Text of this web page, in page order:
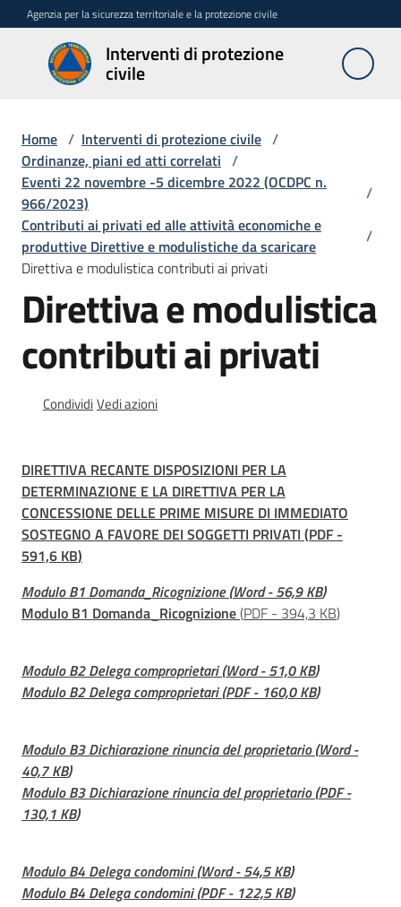
Vai al contenuto
Vai alla navigazione
Vai al footer
Agenzia per la sicurezza territoriale e la protezione civile
Interventi di protezione
civile
Interventi
di
civile
Interventi
urgenti
art.
10
L.R
n.
Stati
di
emergenza
nazionali
Menu selezionato
Controlli
M
p
p
a
i
e
r
Home / Interventi di protezione civile /
Ordinanze, piani ed atti correlati /
Eventi 22 novembre -5 dicembre 2022 (OCDPC n.
966/2023)
/
Contributi ai privati ed alle attività economiche e
produttive Direttive e modulistiche da scaricare
/
Direttiva e modulistica contributi ai privati
Direttiva e modulistica
contributi ai privati
CondividiVedi azioni
DIRETTIVA RECANTE DISPOSIZIONI PER LA
DETERMINAZIONE E LA DIRETTIVA PER LA
CONCESSIONE DELLE PRIME MISURE DI IMMEDIATO
SOSTEGNO A FAVORE DEI SOGGETTI PRIVATI (PDF -
591,6 KB)
Modulo B1 Domanda_Ricognizione(Word- 56,9 KB)
Modulo B1 Domanda_Ricognizione(PDF - 394,3 KB)
Modulo B2 Delega comproprietari(Word- 51,0 KB)
Modulo B2 Delega comproprietari(PDF- 160,0 KB)
Modulo B3 Dichiarazione rinuncia del proprietario(Word-
40,7 KB)
Modulo B3 Dichiarazione rinuncia del proprietario(PDF-
130,1 KB)
Modulo B4 Delega condomini(Word- 54,5 KB)
Modulo B4 Delega condomini(PDF- 122,5 KB)